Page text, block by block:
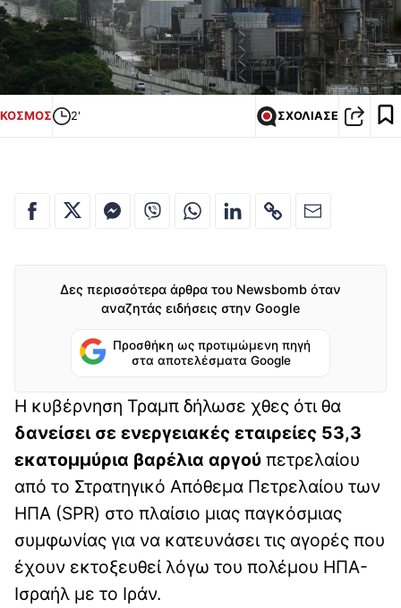
ΚΟΣΜΟΣ 2' ΣΧΟΛΙΑΣΕ
Δες περισσότερα άρθρα του Newsbomb όταν
αναζητάς ειδήσεις στην Google
Προσθήκη ως προτιμώμενη πηγή
στα αποτελέσματα Google
Η κυβέρνηση Τραμπ δήλωσε χθες ότι θα
δανείσει σε ενεργειακές εταιρείες 53,3
εκατομμύρια βαρέλια αργού πετρελαίου
από το Στρατηγικό Απόθεμα Πετρελαίου των
ΗΠΑ (SPR) στο πλαίσιο μιας παγκόσμιας
συμφωνίας για να κατευνάσει τις αγορές που
έχουν εκτοξευθεί λόγω του πολέμου ΗΠΑ-
Ισραήλ με το Ιράν.